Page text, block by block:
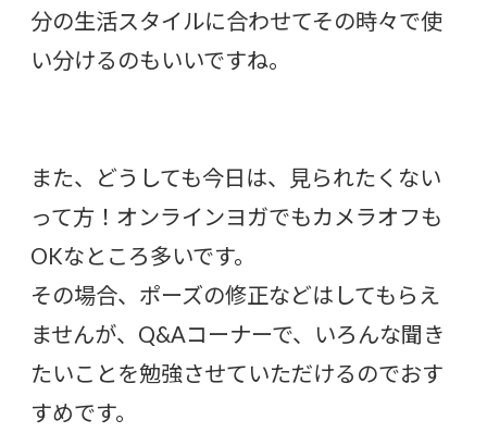
分の生活スタイルに合わせてその時々で使
い分けるのもいいですね。
また、どうしても今日は、見られたくない
って方！オンラインヨガでもカメラオフも
OKなところ多いです。
その場合、ポーズの修正などはしてもらえ
ませんが、Q&Aコーナーで、いろんな聞き
たいことを勉強させていただけるのでおす
すめです。